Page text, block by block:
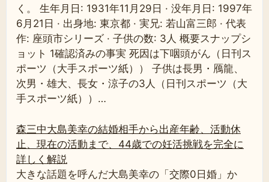
く。 生年月日: 1931年11月29日 · 没年月日: 1997年
6月21日 · 出身地: 東京都 · 実兄: 若山富三郎 · 代表
作: 座頭市シリーズ · 子供の数: 3人 概要スナップシ
ョット 1確認済みの事実 死因は下咽頭がん（日刊ス
ポーツ（大手スポーツ紙）） 子供は長男・鴈龍、
次男・雄大、長女・涼子の3人（日刊スポーツ（大
手スポーツ紙））…
森三中大島美幸の結婚相手から出産年齢、活動休
止、現在の活動まで、44歳での妊活挑戦を完全に
詳しく解説
大きな話題を呼んだ大島美幸の「交際0日婚」か